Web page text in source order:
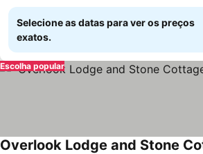
Selecione as datas para ver os preços
exatos.
Escolha popular